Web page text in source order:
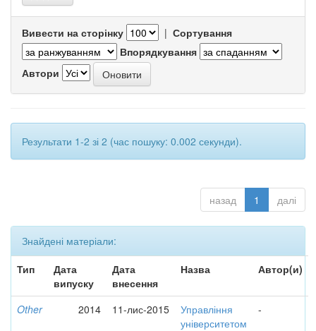
Вивести на сторінку | Сортування
Впорядкування
Автори
Результати 1-2 зі 2 (час пошуку: 0.002 секунди).
назад 1 далі
Знайдені матеріали:
Тип
Дата
випуску
Дата
внесення
Назва Автор(и)
Other 2014 11-лис-2015
Управління
університетом
-